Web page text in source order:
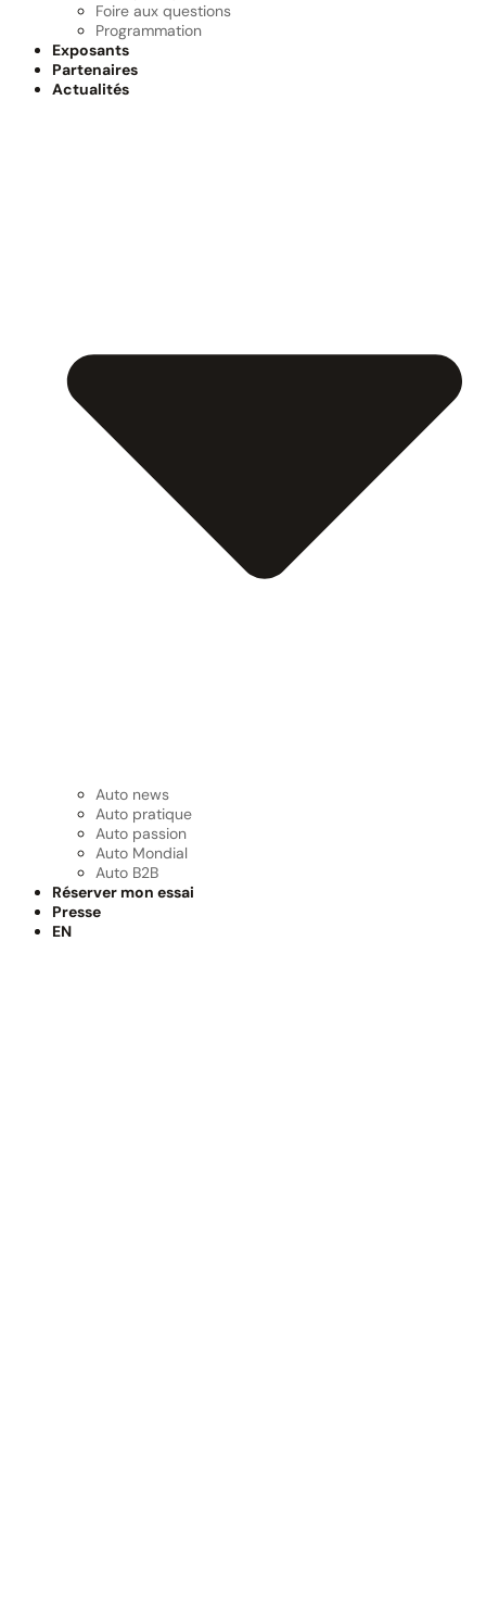
Foire aux questions
Programmation
Exposants
Partenaires
Actualités
Auto news
Auto pratique
Auto passion
Auto Mondial
Auto B2B
Réserver mon essai
Presse
EN